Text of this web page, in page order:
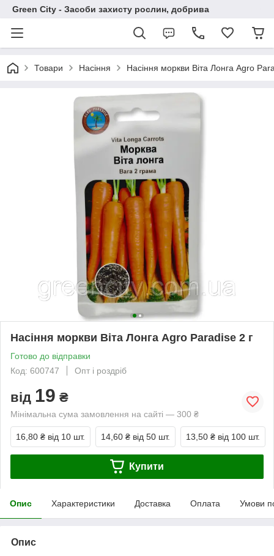
Green City - Засоби захисту рослин, добрива
Товари Насіння Насіння моркви Віта Лонга Agro
Насіння моркви Віта Лонга Agro Paradise 2 г
Готово до відправки
Код: 600747
Опт і роздріб
від 19 ₴
Мінімальна сума замовлення на сайті — 300 ₴
16,80 ₴ від 10 шт. 14,60 ₴ від 50 шт. 13,50 ₴ від 100 шт.
Купити
Опис Характеристики Доставка Оплата Умови
Опис